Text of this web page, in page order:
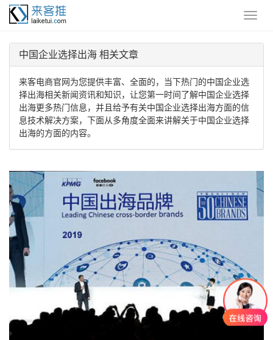
中国企业选择出海 相关文章
来客电商官网为您提供丰富、全面的，当下热门的中国企业选
择出海相关新闻资讯和知识，让您第一时间了解中国企业选择
出海更多热门信息，并且给予有关中国企业选择出海方面的信
息技术解决方案，下面从多角度全面来讲解关于中国企业选择
出海的方面的内容。